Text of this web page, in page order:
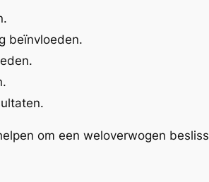
beïnvloeden.
om een weloverwogen